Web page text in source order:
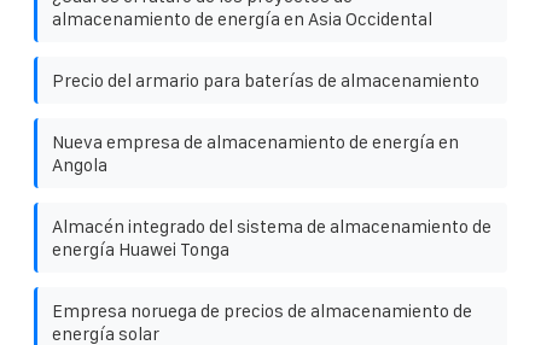
almacenamiento de energía en Asia Occidental
Precio del armario para baterías de almacenamiento
Nueva empresa de almacenamiento de energía en
Angola
Almacén integrado del sistema de almacenamiento de
energía Huawei Tonga
Empresa noruega de precios de almacenamiento de
energía solar